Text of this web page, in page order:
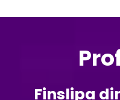
Finslipa